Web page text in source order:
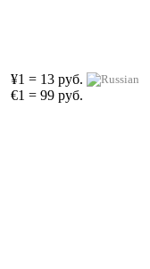
¥1 = 13 руб.
€1 = 99 руб.